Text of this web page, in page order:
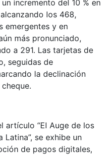
incremento del 10 % en
los 468,
emergentes y en
más pronunciado,
a 291. Las tarjetas de
seguidas de
la declinación
artículo “El Auge de los
Latina”, se exhibe un
de pagos digitales,